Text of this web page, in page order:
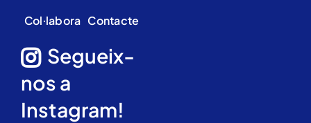
Col·labora Contacte
Segueix-
nos a
Instagram!